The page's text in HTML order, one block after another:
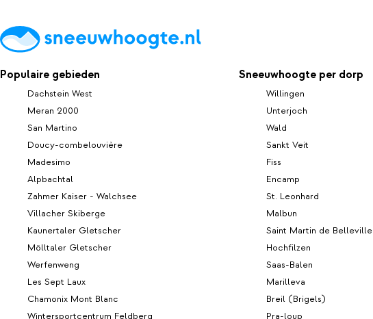
Populaire gebieden
Dachstein West
Meran 2000
San Martino
Doucy-combelouvière
Madesimo
Alpbachtal
Zahmer Kaiser - Walchsee
Villacher Skiberge
Kaunertaler Gletscher
Mölltaler Gletscher
Werfenweng
Les Sept Laux
Chamonix Mont Blanc
Wintersportcentrum Feldberg
Sneeuwhoogte per dorp
Willingen
Unterjoch
Wald
Sankt Veit
Fiss
Encamp
St. Leonhard
Malbun
Saint Martin de Belleville
Hochfilzen
Saas-Balen
Marilleva
Breil (Brigels)
Pra-loup